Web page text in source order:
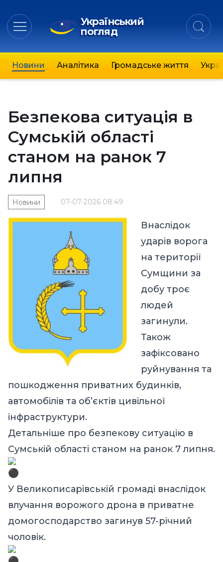
Український
погляд
Новини Аналітика Громадське життя
Безпекова ситуація в
Сумській області
станом на ранок 7
липня
07-07-2026 08:49
Новини
Внаслідок
ударів ворога
на території
Сумщини за
добу троє
людей
загинули.
Також
зафіксовано
руйнування та
пошкодження приватних будинків,
автомобілів та об’єктів цивільної
інфраструктури.
Детальніше про безпекову ситуацію в
Сумській області станом на ранок 7 липня.
У Великописарівській громаді внаслідок
влучання ворожого дрона в приватне
домогосподарство загинув 57-річний
чоловік.